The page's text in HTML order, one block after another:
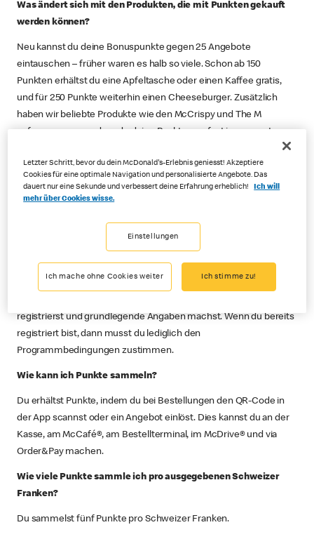
Was ändert sich mit den Produkten, die mit Punkten gekauft
werden können?
Neu kannst du deine Bonuspunkte gegen 25 Angebote
eintauschen – früher waren es halb so viele. Schon ab 150
Punkten erhältst du eine Apfeltasche oder einen Kaffee gratis,
und für 250 Punkte weiterhin einen Cheeseburger. Zusätzlich
haben wir beliebte Produkte wie den McCrispy und The M
aufgenommen, sodass du deine Punkte nun fast im gesamten
Was ist das myMcDonald’s Bonusprogramm?
Das myMcDonald’s Bonusprogramm ist ein auf Punkte
McDonald’s®-App befindet. Das Programm ermöglicht es dir, bei
Bestellungen Punkte zu sammeln und gegen Prämien einzulösen.
Wie profitiere ich vom myMcDonald’s Bonusprogramm?
registrierst und grundlegende Angaben machst. Wenn du bereits
registriert bist, dann musst du lediglich den
Programmbedingungen zustimmen.
Wie kann ich Punkte sammeln?
Du erhältst Punkte, indem du bei Bestellungen den QR-Code in
der App scannst oder ein Angebot einlöst. Dies kannst du an der
Kasse, am McCafé®, am Bestellterminal, im McDrive® und via
Order&Pay machen.
Wie viele Punkte sammle ich pro ausgegebenen Schweizer
Franken?
Du sammelst fünf Punkte pro Schweizer Franken.
Letzter Schritt, bevor du dein McDonald's-Erlebnis geniesst! Akzeptiere
Cookies für eine optimale Navigation und personalisierte Angebote. Das
dauert nur eine Sekunde und verbessert deine Erfahrung erheblich!
Ich will
mehr über Cookies wisse.
Einstellungen
Ich mache ohne Cookies weiter Ich stimme zu!